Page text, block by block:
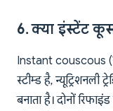
6. क्या इंस्टेंट
Instant couscous
स्टीम्ड है,
बनाता है। दोनों